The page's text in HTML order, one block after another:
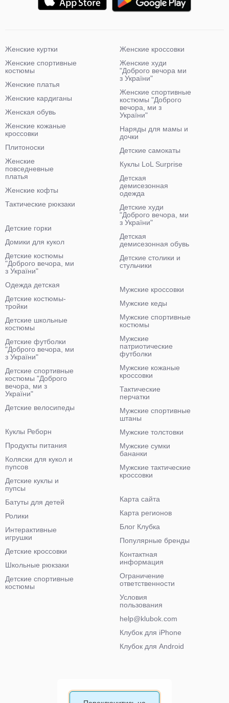
Женские куртки
Женские спортивные
костюмы
Женские платья
Женские кардиганы
Женская обувь
Женские кожаные
кроссовки
Плитоноски
Женские
повседневные
платья
Женские кофты
Тактические рюкзаки
Женские кроссовки
Женские худи
"Доброго вечора ми
з України"
Женские спортивные
костюмы "Доброго
вечора, ми з
України"
Наряды для мамы и
дочки
Детские самокаты
Куклы LoL Surprise
Детская
демисезонная
одежда
Детские худи
"Доброго вечора, ми
з України"
Детская
демисезонная обувь
Детские столики и
стульчики
Детские горки
Домики для кукол
Детские костюмы
"Доброго вечора, ми
з України"
Одежда детская
Детские костюмы-
тройки
Детские школьные
костюмы
Детские футболки
"Доброго вечора, ми
з України"
Детские спортивные
костюмы "Доброго
вечора, ми з
України"
Детские велосипеды
Мужские кроссовки
Мужские кеды
Мужские спортивные
костюмы
Мужские
патриотические
футболки
Мужские кожаные
кроссовки
Тактические
перчатки
Мужские спортивные
штаны
Мужские толстовки
Мужские сумки
бананки
Мужские тактические
кроссовки
Куклы Реборн
Продукты питания
Коляски для кукол и
пупсов
Детские куклы и
пупсы
Батуты для детей
Ролики
Интерактивные
игрушки
Детские кроссовки
Школьные рюкзаки
Детские спортивные
костюмы
Карта сайта
Карта регионов
Блог Клубка
Популярные бренды
Контактная
информация
Ограничение
ответственности
Условия
пользования
help@klubok.com
Клубок для iPhone
Клубок для Android